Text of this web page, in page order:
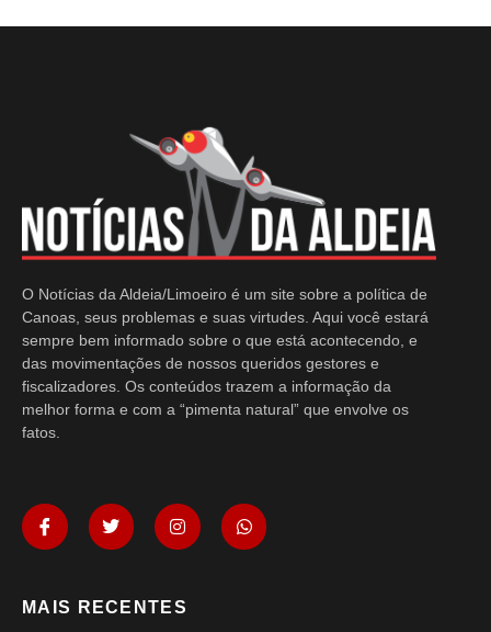
O Notícias da Aldeia/Limoeiro é um site sobre a política de
Canoas, seus problemas e suas virtudes. Aqui você estará
sempre bem informado sobre o que está acontecendo, e
das movimentações de nossos queridos gestores e
fiscalizadores. Os conteúdos trazem a informação da
melhor forma e com a “pimenta natural” que envolve os
fatos.
MAIS RECENTES